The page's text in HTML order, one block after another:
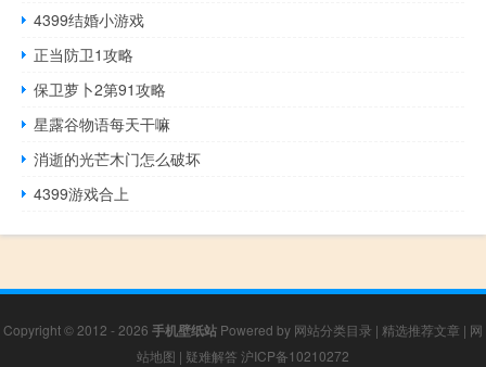
4399结婚小游戏
正当防卫1攻略
保卫萝卜2第91攻略
星露谷物语每天干嘛
消逝的光芒木门怎么破坏
4399游戏合上
Copyright © 2012 - 2026 手机壁纸站 Powered by 网站分类目录 | 精选推荐文章 | 网
站地图 | 疑难解答 沪ICP备10210272